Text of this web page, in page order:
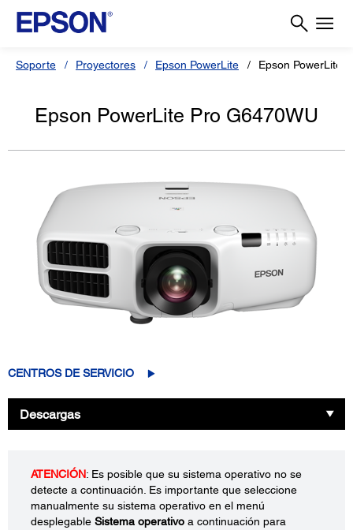
Soporte Proyectores Epson PowerLite Epson PowerLite
Epson PowerLite Pro G6470WU
CENTROS DE SERVICIO
Descargas
ATENCIÓN: Es posible que su sistema operativo no se
detecte a continuación. Es importante que seleccione
manualmente su sistema operativo en el menú
desplegable Sistema operativo a continuación para